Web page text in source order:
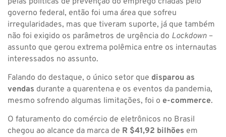
governo federal, então foi uma área que sofreu
irregularidades, mas que tiveram suporte, já que também
não foi exigido os parâmetros de urgência do Lockdown –
assunto que gerou extrema polêmica entre os internautas
interessados no assunto.
Falando do destaque, o único setor que disparou as
vendas durante a quarentena e os eventos da pandemia,
mesmo sofrendo algumas limitações, foi o e-commerce.
O faturamento do comércio de eletrônicos no Brasil
chegou ao alcance da marca de R $41,92 bilhões em